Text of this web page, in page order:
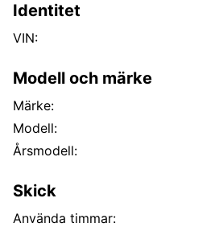
Identitet
VIN:
Modell och märke
Märke:
Modell:
Årsmodell:
Skick
Använda timmar: